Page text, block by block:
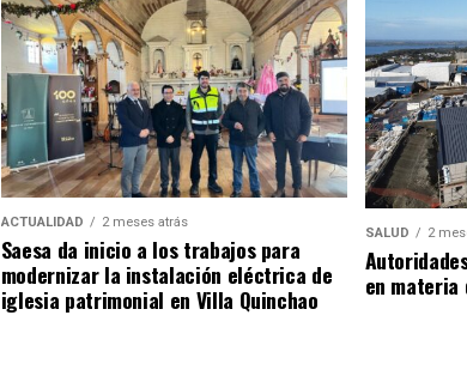
ACTUALIDAD 2 meses atrás
Saesa da inicio a los trabajos para
modernizar la instalación eléctrica de
iglesia patrimonial en Villa Quinchao
SALUD 2
en materia